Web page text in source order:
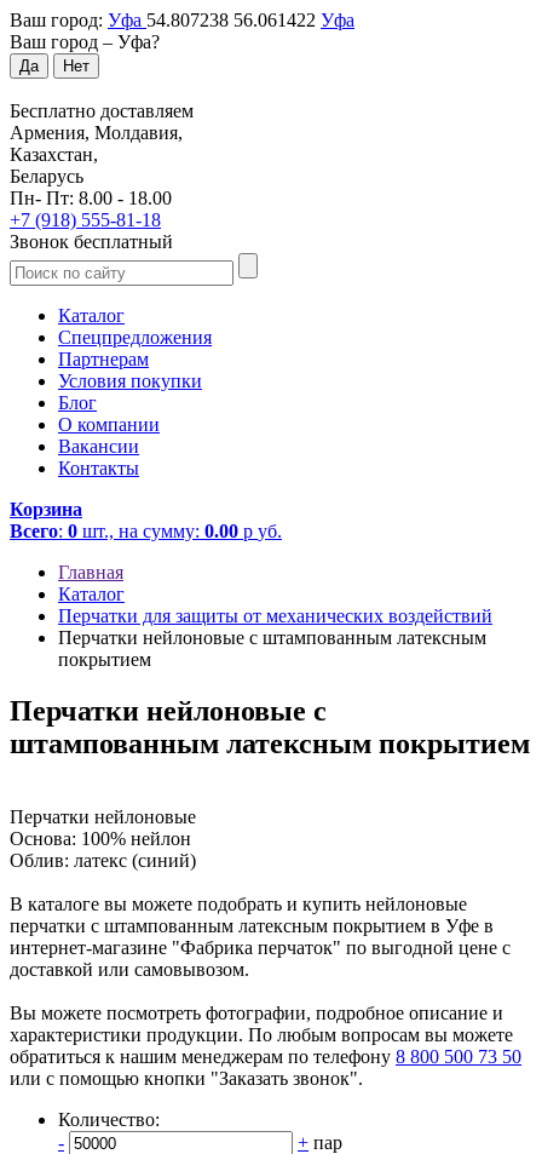
Ваш город: Уфа 54.807238 56.061422 Уфа
Ваш город – Уфа?
Да Нет
Бесплатно доставляем
Армения, Молдавия,
Казахстан,
Беларусь
Пн- Пт: 8.00 - 18.00
+7 (918) 555-81-18
Звонок бесплатный
Каталог
Спецпредложения
Партнерам
Условия покупки
Блог
О компании
Вакансии
Контакты
Корзина
Всего: 0 шт., на сумму: 0.00 р уб.
Главная
Каталог
Перчатки для защиты от механических воздействий
Перчатки нейлоновые с штампованным латексным
покрытием
Перчатки нейлоновые с
штампованным латексным покрытием
Перчатки нейлоновые
Основа: 100% нейлон
Облив: латекс (синий)
В каталоге вы можете подобрать и купить нейлоновые
перчатки с штампованным латексным покрытием в Уфе в
интернет-магазине "Фабрика перчаток" по выгодной цене с
доставкой или самовывозом.
Вы можете посмотреть фотографии, подробное описание и
характеристики продукции. По любым вопросам вы можете
обратиться к нашим менеджерам по телефону 8 800 500 73 50
или с помощью кнопки "Заказать звонок".
Количество:
-
+ пар